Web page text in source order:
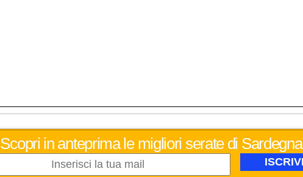
Scopri in anteprima le migliori serate di Sardegna